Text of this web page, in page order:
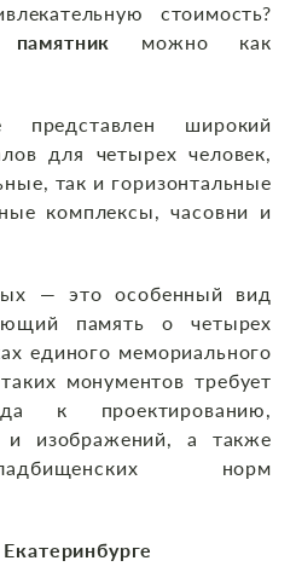
стоимость?
можно как
широкий
для четырех человек,
так и горизонтальные
комплексы, часовни и
— это особенный вид
память о четырех
единого мемориального
монументов требует
к проектированию,
и изображений, а также
норм